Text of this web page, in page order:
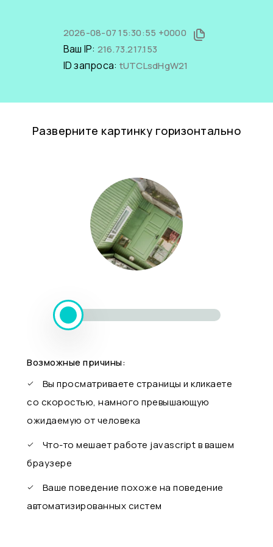
2026-08-07 15:30:55 +0000
Ваш IP: 216.73.217.153
ID запроса: tUTCLsdHgW21
Разверните картинку горизонтально
Возможные причины:
Вы просматриваете страницы и кликаете
со скоростью, намного превышающую
ожидаемую от человека
Что-то мешает работе javascript в вашем
браузере
Ваше поведение похоже на поведение
автоматизированных систем